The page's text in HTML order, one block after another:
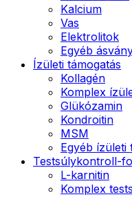
Kalcium
Vas
Elektrolitok
Egyéb
Ízületi támogatás
Kollagén
Komplex
Glükózamin
Kondroitin
MSM
Egyéb ízületi
Testsúlykontroll-
L-karnitin
Komplex